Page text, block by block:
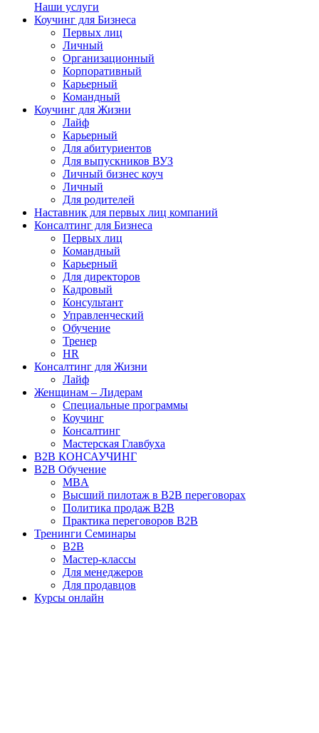
Наши услуги
Коучинг для Бизнеса
Первых лиц
Личный
Организационный
Корпоративный
Карьерный
Командный
Коучинг для Жизни
Лайф
Карьерный
Для абитуриентов
Для выпускников ВУЗ
Личный бизнес коуч
Личный
Для родителей
Наставник для первых лиц компаний
Консалтинг для Бизнеса
Первых лиц
Командный
Карьерный
Для директоров
Кадровый
Консультант
Управленческий
Обучение
Тренер
HR
Консалтинг для Жизни
Лайф
Женщинам – Лидерам
Специальные программы
Коучинг
Консалтинг
Мастерская Главбуха
B2B КОНСАУЧИНГ
B2B Обучение
MBA
Высший пилотаж в B2B переговорах
Политика продаж B2B
Практика переговоров B2B
Тренинги Семинары
B2B
Мастер-классы
Для менеджеров
Для продавцов
Курсы онлайн